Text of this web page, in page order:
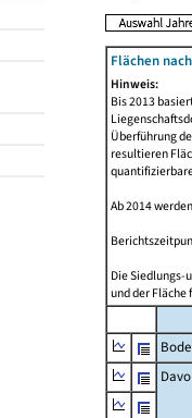
Flächen
Hinweis:
Bis 2013
Überführung
resultieren
Ab 2014
Die Siedlungs-
und der Fläche